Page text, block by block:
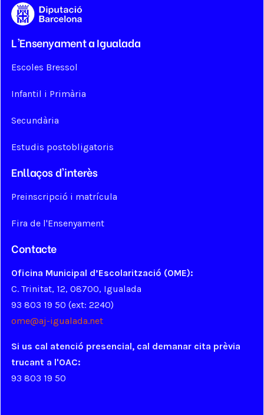
L'Ensenyament a Igualada
Escoles Bressol
Infantil i Primària
Secundària
Estudis postobligatoris
Enllaços d'interès
Preinscripció i matrícula
Fira de l'Ensenyament
Contacte
Oficina Municipal d’Escolarització (OME):
C. Trinitat, 12, 08700, Igualada
93 803 19 50 (ext: 2240)
ome@aj-igualada.net
Si us cal atenció presencial, cal demanar cita prèvia
trucant a l'OAC:
93 803 19 50